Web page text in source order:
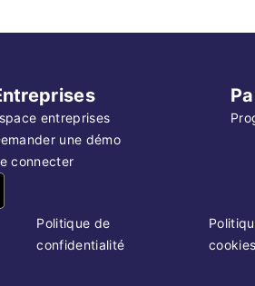
entreprises
une démo
connecter
Politique de
confidentialité
cookies